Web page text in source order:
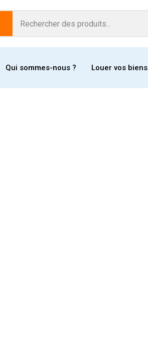
Qui sommes-nous ? Louer vos biens